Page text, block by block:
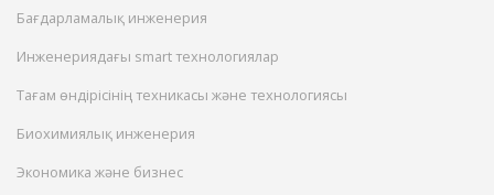
Бағдарламалық инженерия
Инженериядағы smart технологиялар
Тағам өндірісінің техникасы және технологиясы
Биохимиялық инженерия
Экономика және бизнес